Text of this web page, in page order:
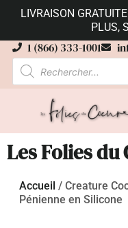
LIVRAISON
PLUS,
1 (866) 333-1001
Les Folies du
Accueil / Creature
Pénienne en Silicone